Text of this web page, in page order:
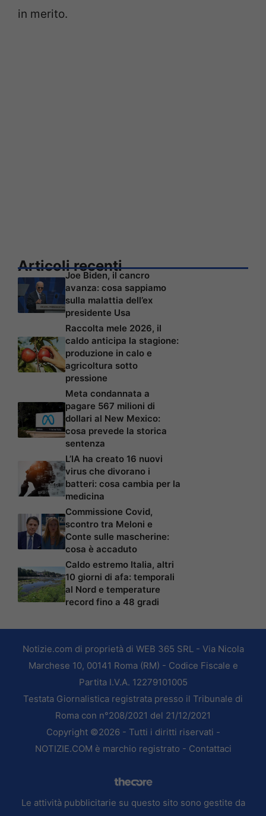
in merito.
Articoli recenti
Joe Biden, il cancro
avanza: cosa sappiamo
sulla malattia dell’ex
presidente Usa
Raccolta mele 2026, il
caldo anticipa la stagione:
produzione in calo e
agricoltura sotto
pressione
Meta condannata a
pagare 567 milioni di
dollari al New Mexico:
cosa prevede la storica
sentenza
L’IA ha creato 16 nuovi
virus che divorano i
batteri: cosa cambia per la
medicina
Commissione Covid,
scontro tra Meloni e
Conte sulle mascherine:
cosa è accaduto
Caldo estremo Italia, altri
10 giorni di afa: temporali
al Nord e temperature
record fino a 48 gradi
Notizie.com di proprietà di WEB 365 SRL - Via Nicola
Marchese 10, 00141 Roma (RM) - Codice Fiscale e
Partita I.V.A. 12279101005
Testata Giornalistica registrata presso il Tribunale di
Roma con n°208/2021 del 21/12/2021
Copyright ©2026 - Tutti i diritti riservati -
NOTIZIE.COM è marchio registrato - Contattaci
Le attività pubblicitarie su questo sito sono gestite da